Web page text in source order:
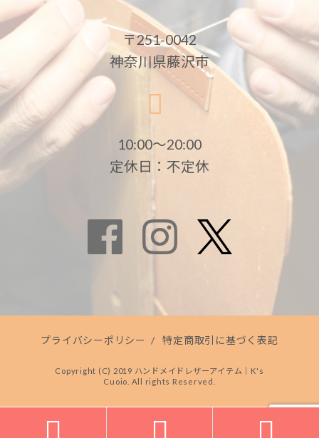
〒251-0042
神奈川県藤沢市
10:00〜20:00
定休日：不定休
プライバシーポリシー / 特定商取引に基づく表記
Copyright (C) 2019 ハンドメイドレザーアイテム｜K's
Cuoio. All rights Reserved.